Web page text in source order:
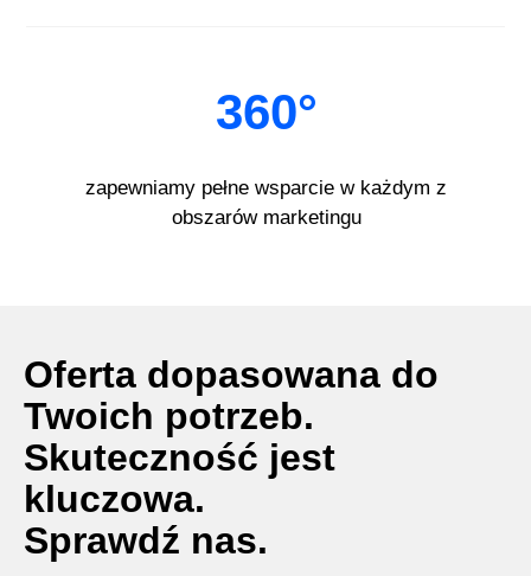
360°
zapewniamy pełne wsparcie w każdym z
obszarów marketingu
Oferta dopasowana do
Twoich potrzeb.
Skuteczność jest
kluczowa.
Sprawdź nas.